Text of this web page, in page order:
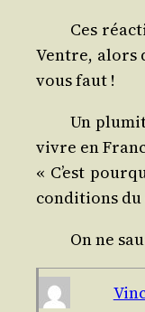
Ces
Ventre, alors
vous faut !
Un
vivre en
« C’est
condi­tions du
On ne